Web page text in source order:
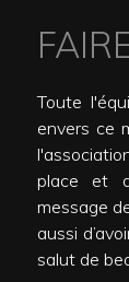
Toute
envers ce
place et
message
aussi
salut de